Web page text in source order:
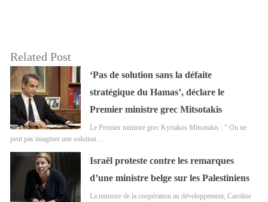
Related Post
‘Pas de solution sans la défaite
stratégique du Hamas’, déclare le
Premier ministre grec Mitsotakis
Le Premier ministre grec Kyriakos Mitsotakis : " On ne
peut pas imaginer une solution…
Israël proteste contre les remarques
d’une ministre belge sur les Palestiniens
La ministre de la coopération au développement, Caroline